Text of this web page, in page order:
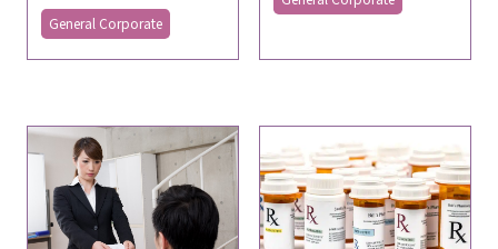
General Corporate